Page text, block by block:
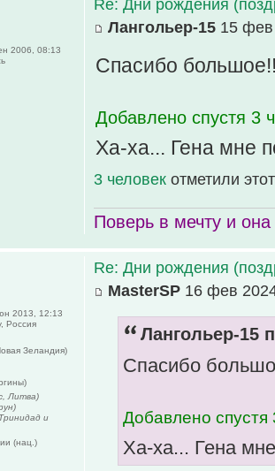
Re: Дни рождения
Лангольер-15 15 фев
Спасибо
Добавлено спустя 3
Ха-ха... Гена мне
3 человек отметили
Поверь в мечту и
2006, 08:13
Re: Дни рождения
MasterSP 16 фев
Лангольер-15
Спасибо
Добавлено спустя
Ха-ха... Гена
2013, 12:13
Россия
Зеландия)
Литва)
и
(нац.)